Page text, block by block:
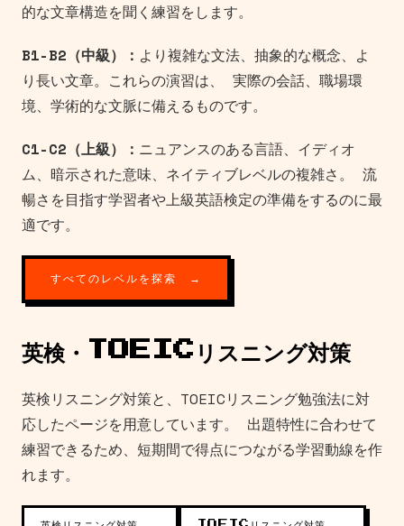
的な文章構造を聞く練習をします。
B1-B2（中級）： より複雑な文法、抽象的な概念、よ
り長い文章。これらの演習は、 実際の会話、職場環
境、学術的な文脈に備えるものです。
C1-C2（上級）： ニュアンスのある言語、イディオ
ム、暗示された意味、ネイティブレベルの複雑さ。 流
暢さを目指す学習者や上級英語検定の準備をするのに最
適です。
すべてのレベルを探索 →
英検・TOEICリスニング対策
英検リスニング対策と、TOEICリスニング勉強法に対
応したページを用意しています。 出題特性に合わせて
練習できるため、短期間で得点につながる学習動線を作
れます。
英検リスニング対策 → TOEICリスニング対策 →